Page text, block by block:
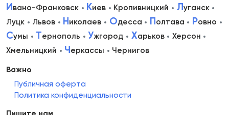
Ивано-Франковск Киев Кропивницкий Луганск
Луцк
Львов Николаев Одесса Полтава Ровно
Сумы Тернополь Ужгород Харьков
Херсон
Хмельницкий
Черкассы Чернигов
Важно
Публичная оферта
Политика конфиденциальности